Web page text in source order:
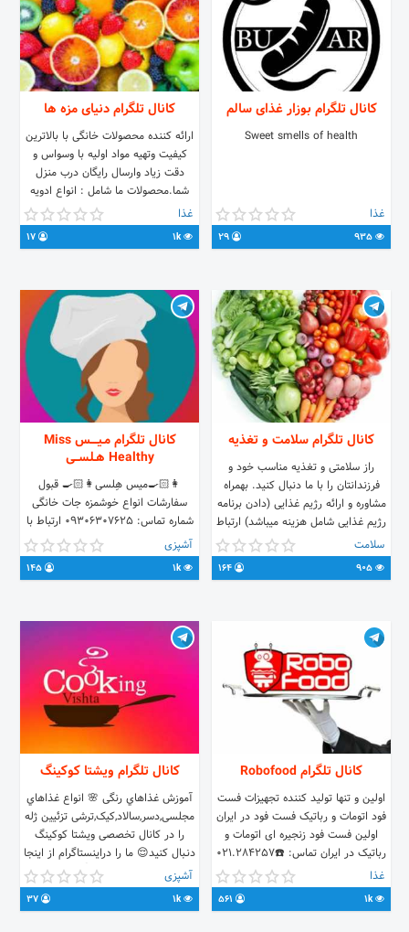
کانال تلگرام بوزار غذای سالم
Sweet smells of health
غذا
کانال تلگرام دنیای مزه ها
ارائه کننده محصولات خانگی با بالاترین
کیفیت وتهیه مواد اولیه با وسواس و
دقت زیاد وارسال رایگان درب منزل
شما.محصولات ما شامل : انواع ادویه
.سبزیجات خردشده .پیازداغ چیپسی
بدون روغن .سیرداغ .پودرسیر .گلاب و
عرقیجات .انواع شیره و سه شیره .کنجد
غذا
1k
کانال تلگرام سلامت و تغذیه
راز سلامتی و تغذیه مناسب خود و
فرزندانتان را با ما دنبال کنید. بهمراه
مشاوره و ارائه رژیم غذایی (دادن برنامه
رژیم غذایی شامل هزینه میباشد) ارتباط
با مدیریت ارسال مطالب انتقاد پیشنهاد:
@Salamatotaghziyeh هزینه
تبلیغات: @tablighatST
سلامت
کانال تلگرام مـیــــس Miss
Healthy هـلســی
👩🏻‍🍳میس هِلسی👩🏻‍🍳 قبول
سفارشات انواع خوشمزه جات خانگی
شماره تماس: 09306307625 ارتباط با
آدمین: @masoumezare
@maryamkouhzare
آشپزی
1k
کانال تلگرام Robofood
اولین و تنها تولید کننده تجهیزات فست
فود اتومات و رباتیک فست فود در ایران
اولین فست فود زنجیره ای اتومات و
رباتیک در ایران تماس: ☎️021.284257
📱09124352542 وبسایت: 🌐
www.robofood.ir ارتباط با
مدیریت،شرایط نمایندگی و دریافت
غذا
1k
کانال تلگرام ویشتا کوکینگ
آموزش غذاهاي رنگی 🌸 انواع غذاهاي
مجلسی,دسر,سالاد,کیک,ترشی تزئیین ژله
را در کانال تخصصی ویشتا کوکینگ
دنـبال کنید😌 ما را دراینستاگرام از اینجا
دنبال کنید👇
instagram.com/vishta_cooking
ارتباط با مدیر ⬅️ @f_mahmoudi46
آشپزی
1k